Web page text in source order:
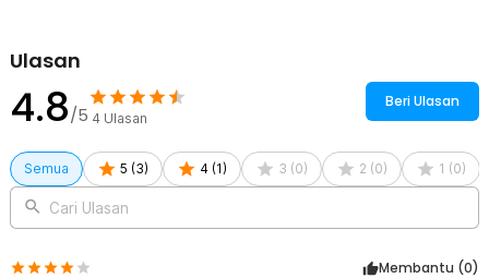
Ulasan
4.8/5 4 Ulasan
Beri Ulasan
Semua 5 (3) 4 (1 ) 3 (0) 2 (0) 1 (0)
Cari Ulasan
Membantu (0)